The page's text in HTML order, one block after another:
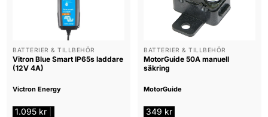
BATTERIER & TILLBEHÖR
Vitron Blue Smart IP65s laddare
(12V 4A)
Victron Energy
1.095 kr
BATTERIER & TILLBEHÖR
MotorGuide 50A manuell
säkring
MotorGuide
349 kr